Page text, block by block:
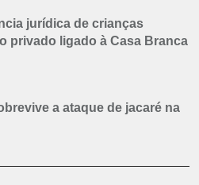
jurídica de crianças
privado ligado à Casa Branca
a ataque de jacaré na